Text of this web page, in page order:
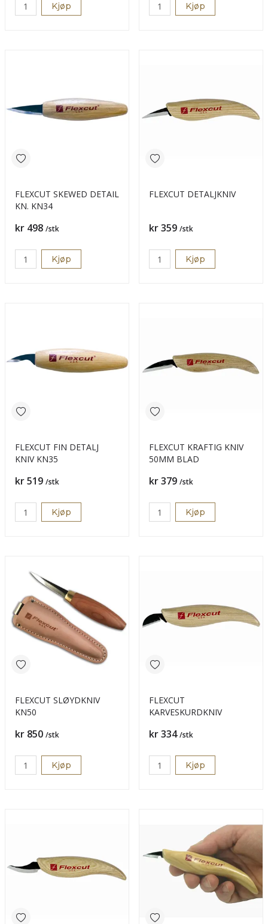
Kjøp Kjøp
FLEXCUT SKEWED DETAIL
KN. KN34
Pris
kr 498 /stk
Kjøp
FLEXCUT DETALJKNIV
Pris
kr 359 /stk
Kjøp
FLEXCUT FIN DETALJ
KNIV KN35
Pris
kr 519 /stk
Kjøp
FLEXCUT KRAFTIG KNIV
50MM BLAD
Pris
kr 379 /stk
Kjøp
FLEXCUT SLØYDKNIV
KN50
Pris
kr 850 /stk
Kjøp
FLEXCUT
KARVESKURDKNIV
Pris
kr 334 /stk
Kjøp